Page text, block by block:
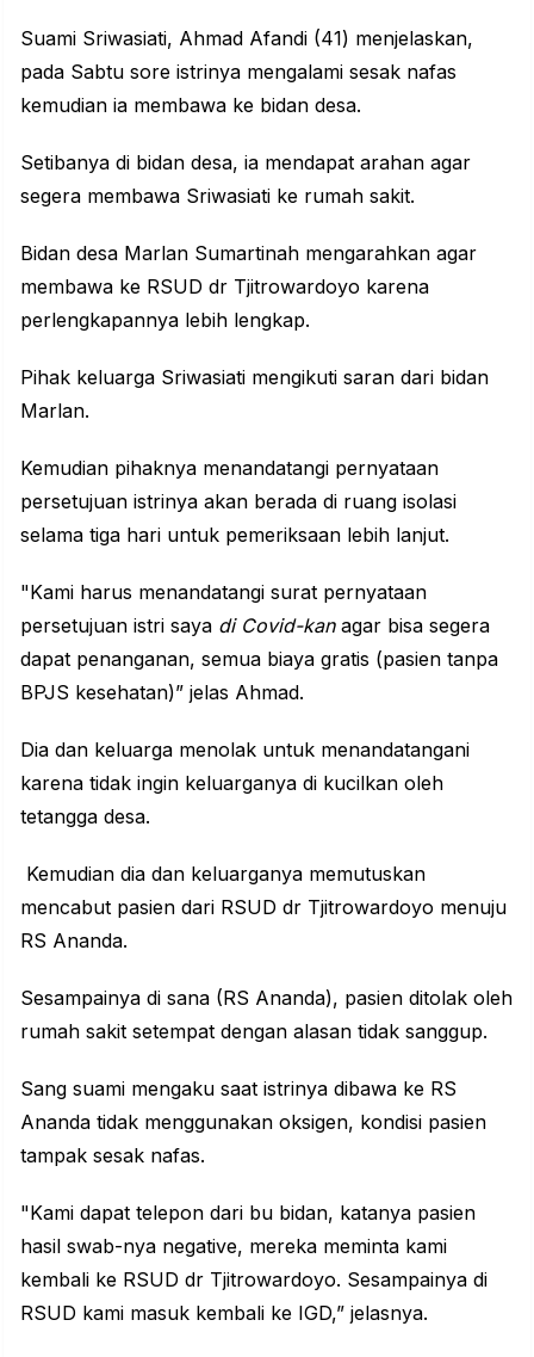
Suami Sriwasiati, Ahmad Afandi (41) menjelaskan,
pada Sabtu sore istrinya mengalami sesak nafas
kemudian ia membawa ke bidan desa.
Setibanya di bidan desa, ia mendapat arahan agar
segera membawa Sriwasiati ke rumah sakit.
Bidan desa Marlan Sumartinah mengarahkan agar
membawa ke RSUD dr Tjitrowardoyo karena
perlengkapannya lebih lengkap.
Pihak keluarga Sriwasiati mengikuti saran dari bidan
Marlan.
Kemudian pihaknya menandatangi pernyataan
persetujuan istrinya akan berada di ruang isolasi
selama tiga hari untuk pemeriksaan lebih lanjut.
"Kami harus menandatangi surat pernyataan
persetujuan istri saya di Covid-kanagar bisa segera
dapat penanganan, semua biaya gratis (pasien tanpa
BPJS kesehatan)” jelas Ahmad.
Dia dan keluarga menolak untuk menandatangani
karena tidak ingin keluarganya di kucilkan oleh
tetangga desa.
Kemudian dia dan keluarganya memutuskan
mencabut pasien dari RSUD dr Tjitrowardoyo menuju
RS Ananda.
Sesampainya di sana (RS Ananda), pasien ditolak oleh
rumah sakit setempat dengan alasan tidak sanggup.
Sang suami mengaku saat istrinya dibawa ke RS
Ananda tidak menggunakan oksigen, kondisi pasien
tampak sesak nafas.
"Kami dapat telepon dari bu bidan, katanya pasien
hasil swab-nya negative, mereka meminta kami
kembali ke RSUD dr Tjitrowardoyo. Sesampainya di
RSUD kami masuk kembali ke IGD,” jelasnya.